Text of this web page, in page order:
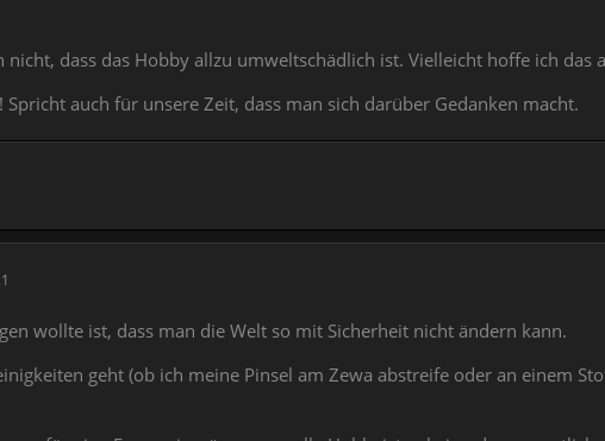
nicht, dass das Hobby allzu umweltschädlich ist. Vielleicht hoffe ich das
Spricht auch für unsere Zeit, dass man sich darüber Gedanken macht.
wollte ist, dass man die Welt so mit Sicherheit nicht ändern kann.
geht (ob ich meine Pinsel am Zewa abstreife oder an einem